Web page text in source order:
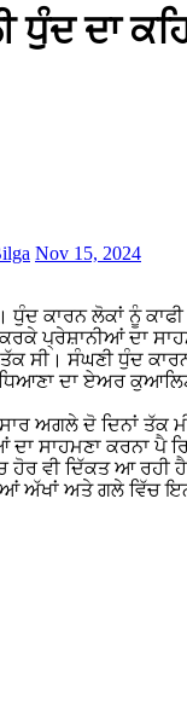
ਧੁੰਦ ਦਾ
Nov 15, 2024
ਪ੍ਰੇਸ਼ਾਨੀਆਂ ਦਾ
ਤੱਕ ਸੀ। ਸੰਘਣੀ ਧੁੰਦ
ਦਾ ਏਅਰ
ਅਗਲੇ ਦੋ ਦਿਨਾਂ ਤੱਕ
ਸਾਹਮਣਾ ਕਰਨਾ ਪੈ
ਹੋਰ ਵੀ ਦਿੱਕਤ ਆ
ਅੱਖਾਂ ਅਤੇ ਗਲੇ ਵਿੱਚ